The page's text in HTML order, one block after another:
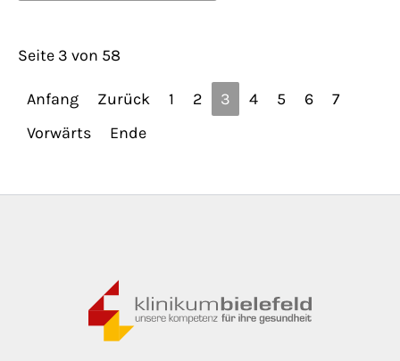
Seite 3 von 58
Anfang Zurück 1 2 3 4 5 6
7
Vorwärts
Ende